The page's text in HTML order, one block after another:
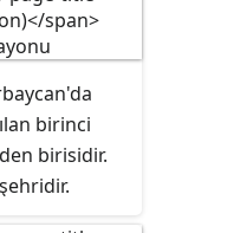
birinci
birisidir.